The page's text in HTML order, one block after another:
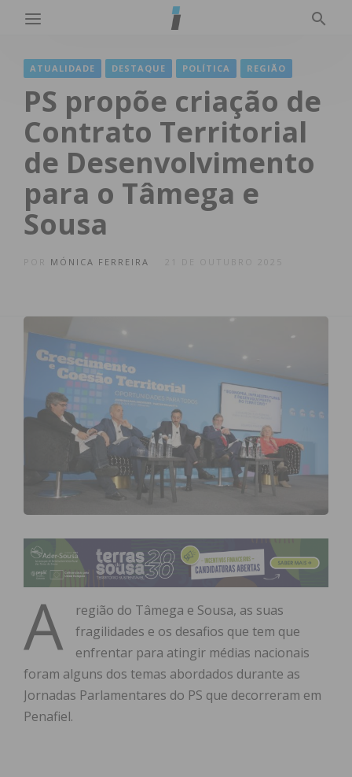
ATUALIDADE DESTAQUE POLÍTICA REGIÃO
PS propõe criação de
Contrato Territorial
de Desenvolvimento
para o Tâmega e
Sousa
MÓNICA FERREIRA 21 DE OUTUBRO 2025
A
região do Tâmega e Sousa, as suas
fragilidades e os desafios que tem que
enfrentar para atingir médias nacionais
foram alguns dos temas abordados durante as
Jornadas Parlamentares do PS que decorreram em
Penafiel.